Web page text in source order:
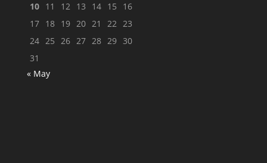
10 11 12 13 14 15
16
17 18 19 20 21 22 23
24 25 26 27 28 29 30
31
« May